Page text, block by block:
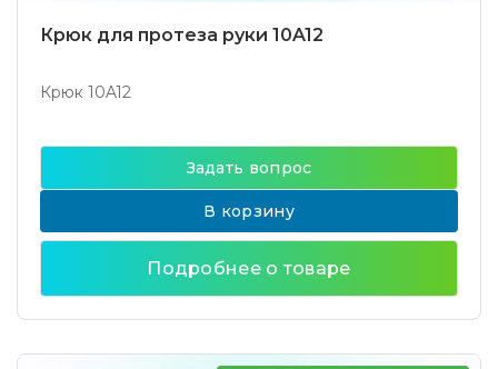
Крюк для протеза руки 10A12
Крюк 10A12
Задать вопрос
В корзину
Подробнее о товаре